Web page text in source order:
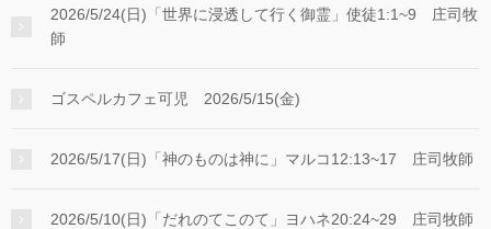
2026/5/24(日)「世界に浸透して行く御霊」使徒1:1~9 庄司牧
師
ゴスペルカフェ可児 2026/5/15(金)
2026/5/17(日)「神のものは神に」マルコ12:13~17 庄司牧師
2026/5/10(日)「だれのてこのて」ヨハネ20:24~29 庄司牧師